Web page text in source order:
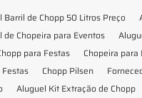
Barril de Chopp 50 Litros Preço
de Chopeira para Eventos
para Festas Chopeira para
Festas Chopp Pilsen
Aluguel Kit Extração de Chopp